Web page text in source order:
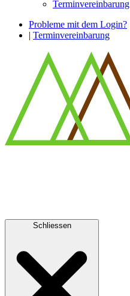
Terminvereinbarung
Probleme mit dem Login?
| Terminvereinbarung
Schliessen